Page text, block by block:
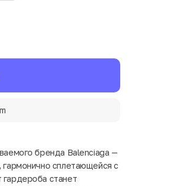
бренда Balenciaga —
гармонично сплетающейся с
станет